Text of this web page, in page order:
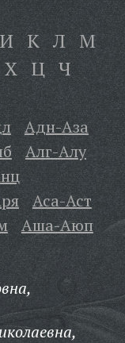
И К Л М
Х Ц Ч
Адн-Аза
Алг-Алу
Аса-Аст
Аша-Аюп